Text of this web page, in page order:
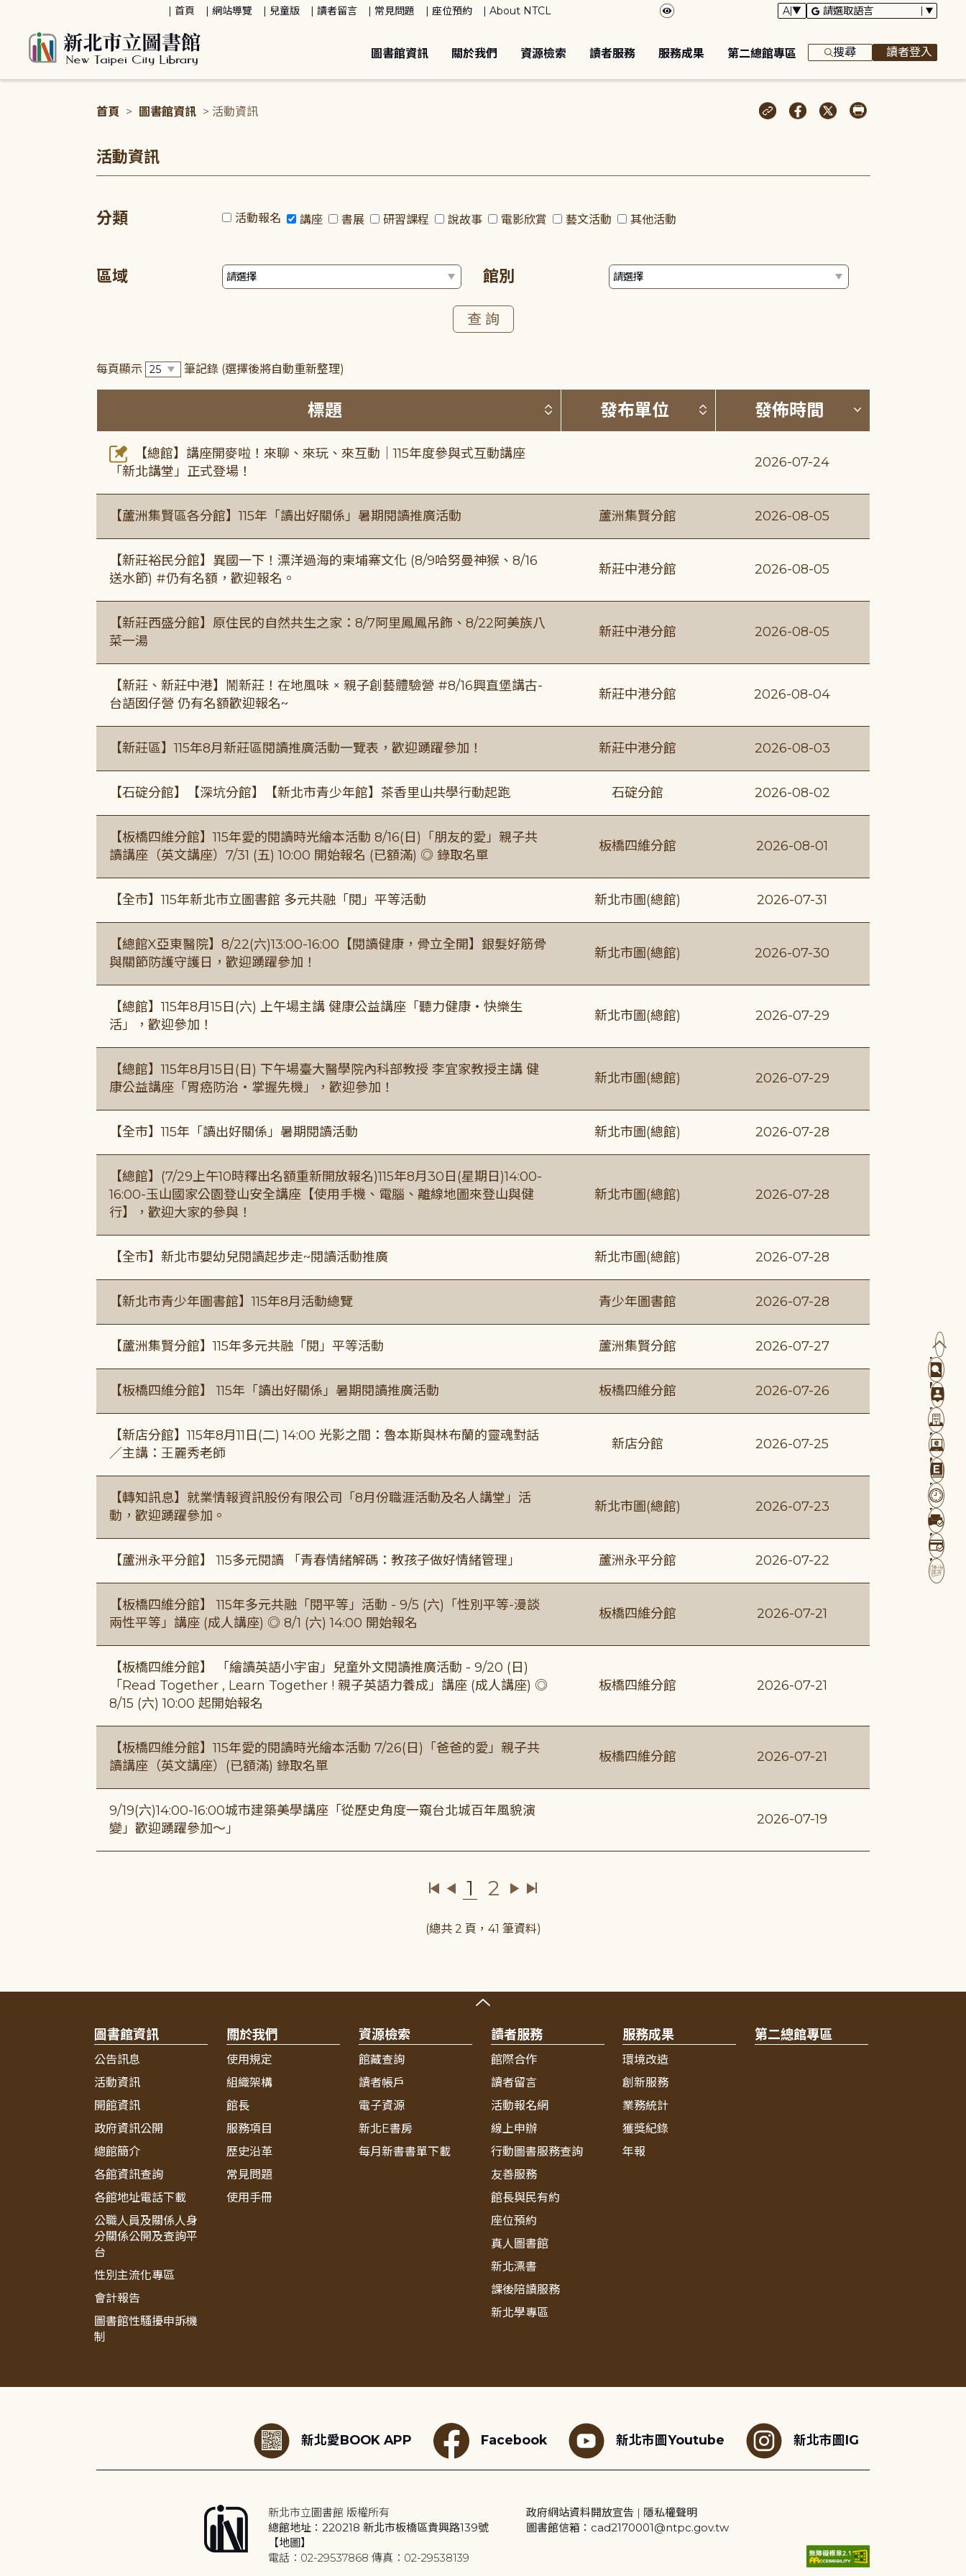
首頁 網站導覽 兒童版 讀者留言 常見問題 座位預約 About NTCL
圖書館資訊 關於我們 資源檢索 讀者服務 服務成果 第二總館專區 搜尋 讀者登入
首頁 > 圖書館資訊 > 活動資訊
活動資訊
分類 活動報名 講座 書展 研習課程 說故事 電影欣賞 藝文活動 其他活動
區域 館別
每頁顯示 筆記錄 (選擇後將自動重新整理)
標題 按標題排序 (升降冪)
發布單位 按發布單位排序 (升降冪)
發佈時間 按發佈時間
【總館】講座開麥啦！來聊、來玩、來互動｜115年度參與式互動講座
「新北講堂」正式登場！
2026-07-24
【蘆洲集賢區各分館】115年「讀出好關係」暑期閱讀推廣活動 蘆洲集賢分館 2026-08-05
【新莊裕民分館】異國一下！漂洋過海的柬埔寨文化 (8/9哈努曼神猴、8/16
送水節) #仍有名額，歡迎報名。
新莊中港分館 2026-08-05
【新莊西盛分館】原住民的自然共生之家：8/7阿里鳳鳳吊飾、8/22阿美族八
菜一湯
新莊中港分館 2026-08-05
【新莊、新莊中港】鬧新莊！在地風味 × 親子創藝體驗營 #8/16興直堡講古-
台語囡仔營 仍有名額歡迎報名~
新莊中港分館 2026-08-04
【新莊區】115年8月新莊區閱讀推廣活動一覽表，歡迎踴躍參加！ 新莊中港分館 2026-08-03
【石碇分館】【深坑分館】【新北市青少年館】茶香里山共學行動起跑 石碇分館 2026-08-02
【板橋四維分館】115年愛的閱讀時光繪本活動 8/16(日)「朋友的愛」親子共
讀講座（英文講座）7/31 (五) 10:00 開始報名 (已額滿) ◎ 錄取名單
板橋四維分館 2026-08-01
【全市】115年新北市立圖書館 多元共融「閱」平等活動 新北市圖(總館) 2026-07-31
【總館X亞東醫院】8/22(六)13:00-16:00【閱讀健康，骨立全開】銀髮好筋骨
與關節防護守護日，歡迎踴躍參加！
新北市圖(總館) 2026-07-30
【總館】115年8月15日(六) 上午場主講 健康公益講座「聽力健康・快樂生
活」，歡迎參加！
新北市圖(總館) 2026-07-29
【總館】115年8月15日(日) 下午場臺大醫學院內科部教授 李宜家教授主講 健
康公益講座「胃癌防治・掌握先機」，歡迎參加！
新北市圖(總館) 2026-07-29
【全市】115年「讀出好關係」暑期閱讀活動 新北市圖(總館) 2026-07-28
【總館】(7/29上午10時釋出名額重新開放報名)115年8月30日(星期日)14:00-
16:00-玉山國家公園登山安全講座【使用手機、電腦、離線地圖來登山與健
行】，歡迎大家的參與！
新北市圖(總館) 2026-07-28
【全市】新北市嬰幼兒閱讀起步走~閱讀活動推廣 新北市圖(總館) 2026-07-28
【新北市青少年圖書館】115年8月活動總覽 青少年圖書館 2026-07-28
【蘆洲集賢分館】115年多元共融「閱」平等活動 蘆洲集賢分館 2026-07-27
【板橋四維分館】 115年「讀出好關係」暑期閱讀推廣活動 板橋四維分館 2026-07-26
【新店分館】115年8月11日(二) 14:00 光影之間：魯本斯與林布蘭的靈魂對話
／主講：王麗秀老師
新店分館 2026-07-25
【轉知訊息】就業情報資訊股份有限公司「8月份職涯活動及名人講堂」活
動，歡迎踴躍參加。
新北市圖(總館) 2026-07-23
【蘆洲永平分館】 115多元閱讀 「青春情緒解碼：教孩子做好情緒管理」 蘆洲永平分館 2026-07-22
【板橋四維分館】 115年多元共融「閱平等」活動 - 9/5 (六)「性別平等-漫談
兩性平等」講座 (成人講座) ◎ 8/1 (六) 14:00 開始報名
板橋四維分館 2026-07-21
【板橋四維分館】 「繪讀英語小宇宙」兒童外文閱讀推廣活動 - 9/20 (日)
「Read Together , Learn Together ! 親子英語力養成」講座 (成人講座) ◎
8/15 (六) 10:00 起開始報名
板橋四維分館 2026-07-21
【板橋四維分館】115年愛的閱讀時光繪本活動 7/26(日)「爸爸的愛」親子共
讀講座（英文講座）(已額滿) 錄取名單
板橋四維分館 2026-07-21
9/19(六)14:00-16:00城市建築美學講座「從歷史角度一窺台北城百年風貌演
變」歡迎踴躍參加～」
2026-07-19
1 2
(總共 2 頁，41 筆資料)
圖書館資訊
公告訊息
活動資訊
開館資訊
政府資訊公開
總館簡介
各館資訊查詢
各館地址電話下載
公職人員及關係人身
分關係公開及查詢平
台
性別主流化專區
會計報告
圖書館性騷擾申訴機
制
關於我們
使用規定
組織架構
館長
服務項目
歷史沿革
常見問題
使用手冊
資源檢索
館藏查詢
讀者帳戶
電子資源
新北E書房
每月新書書單下載
讀者服務
館際合作
讀者留言
活動報名網
線上申辦
行動圖書服務查詢
友善服務
館長與民有約
座位預約
真人圖書館
新北漂書
課後陪讀服務
新北學專區
服務成果
環境改造
創新服務
業務統計
獲獎紀錄
年報
第二總館專區
新北愛BOOK APP Facebook 新北市圖Youtube 新北市圖IG
新北市立圖書館 版權所有
總館地址：220218 新北市板橋區貴興路139號
【地圖】
電話：02-29537868 傳真：02-29538139
政府網站資料開放宣告 | 隱私權聲明
圖書館信箱：cad2170001@ntpc.gov.tw